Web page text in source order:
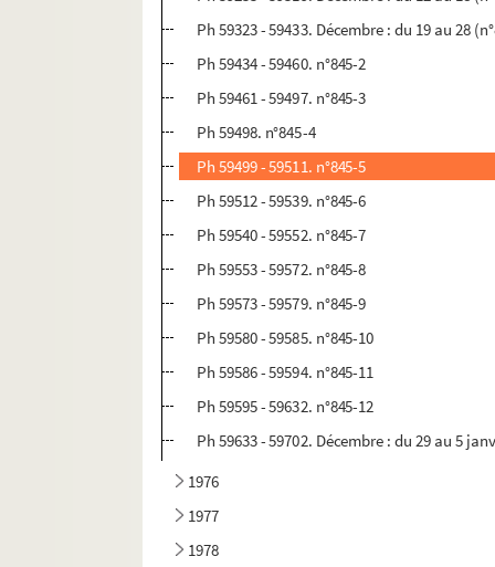
Ph 59323 - 59433. Décembre : du 19 au 28
Ph 59434 - 59460. n°845-2
Ph 59461 - 59497. n°845-3
Ph 59498. n°845-4
Ph 59499 - 59511. n°845-5
Ph 59512 - 59539. n°845-6
Ph 59540 - 59552. n°845-7
Ph 59553 - 59572. n°845-8
Ph 59573 - 59579. n°845-9
Ph 59580 - 59585. n°845-10
Ph 59586 - 59594. n°845-11
Ph 59595 - 59632. n°845-12
Ph 59633 - 59702. Décembre : du 29 au 5
1976
1977
1978